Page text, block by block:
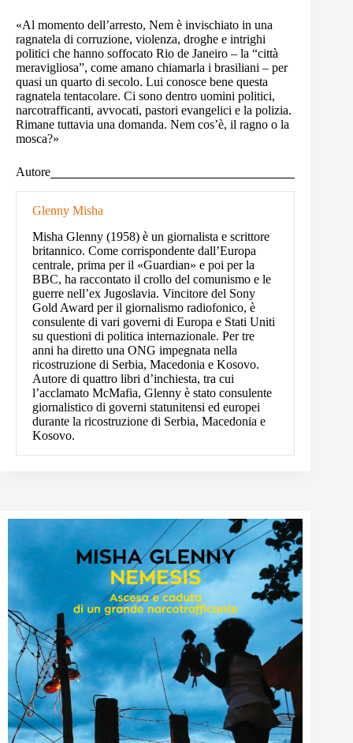
«Al momento dell’arresto, Nem è invischiato in una
ragnatela di corruzione, violenza, droghe e intrighi
politici che hanno soffocato Rio de Janeiro – la “città
meravigliosa”, come amano chiamarla i brasiliani – per
quasi un quarto di secolo. Lui conosce bene questa
ragnatela tentacolare. Ci sono dentro uomini politici,
narcotrafficanti, avvocati, pastori evangelici e la polizia.
Rimane tuttavia una domanda. Nem cos’è, il ragno o la
mosca?»
Autore
Glenny Misha
Misha Glenny (1958) è un giornalista e scrittore
britannico. Come corrispondente dall’Europa
centrale, prima per il «Guardian» e poi per la
BBC, ha raccontato il crollo del comunismo e le
guerre nell’ex Jugoslavia. Vincitore del Sony
Gold Award per il giornalismo radiofonico, è
consulente di vari governi di Europa e Stati Uniti
su questioni di politica internazionale. Per tre
anni ha diretto una ONG impegnata nella
ricostruzione di Serbia, Macedonia e Kosovo.
Autore di quattro libri d’inchiesta, tra cui
l’acclamato McMafia, Glenny è stato consulente
giornalistico di governi statunitensi ed europei
durante la ricostruzione di Serbia, Macedonia e
Kosovo.